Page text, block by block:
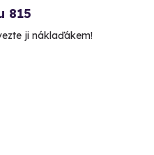
815
ji náklaďákem!